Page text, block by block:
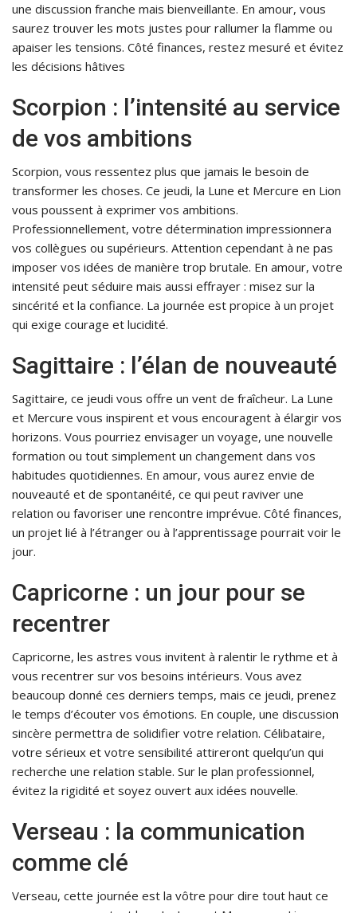
une discussion franche mais bienveillante. En amour, vous
saurez trouver les mots justes pour rallumer la flamme ou
apaiser les tensions. Côté finances, restez mesuré et évitez
les décisions hâtives
Scorpion : l’intensité au service
de vos ambitions
Scorpion, vous ressentez plus que jamais le besoin de
transformer les choses. Ce jeudi, la Lune et Mercure en Lion
vous poussent à exprimer vos ambitions.
Professionnellement, votre détermination impressionnera
vos collègues ou supérieurs. Attention cependant à ne pas
imposer vos idées de manière trop brutale. En amour, votre
intensité peut séduire mais aussi effrayer : misez sur la
sincérité et la confiance. La journée est propice à un projet
qui exige courage et lucidité.
Sagittaire : l’élan de nouveauté
Sagittaire, ce jeudi vous offre un vent de fraîcheur. La Lune
et Mercure vous inspirent et vous encouragent à élargir vos
horizons. Vous pourriez envisager un voyage, une nouvelle
formation ou tout simplement un changement dans vos
habitudes quotidiennes. En amour, vous aurez envie de
nouveauté et de spontanéité, ce qui peut raviver une
relation ou favoriser une rencontre imprévue. Côté finances,
un projet lié à l’étranger ou à l’apprentissage pourrait voir le
jour.
Capricorne : un jour pour se
recentrer
Capricorne, les astres vous invitent à ralentir le rythme et à
vous recentrer sur vos besoins intérieurs. Vous avez
beaucoup donné ces derniers temps, mais ce jeudi, prenez
le temps d’écouter vos émotions. En couple, une discussion
sincère permettra de solidifier votre relation. Célibataire,
votre sérieux et votre sensibilité attireront quelqu’un qui
recherche une relation stable. Sur le plan professionnel,
évitez la rigidité et soyez ouvert aux idées nouvelle.
Verseau : la communication
comme clé
Verseau, cette journée est la vôtre pour dire tout haut ce